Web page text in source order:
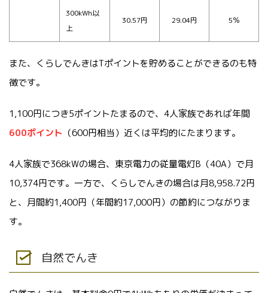
300kWh以
上
30.57円 29.04円 5％
また、くらしでんきはTポイントを貯めることができるのも特
徴です。
1,100円につき5ポイントたまるので、4人家族であれば年間
600ポイント （600円相当）近くは平均的にたまります。
4人家族で368kWの場合、東京電力の従量電灯B（40A）で月
10,374円です。一方で、くらしでんきの場合は月8,958.72円
と、月間約1,400円（年間約17,000円）の節約につながりま
す。
自然でんき